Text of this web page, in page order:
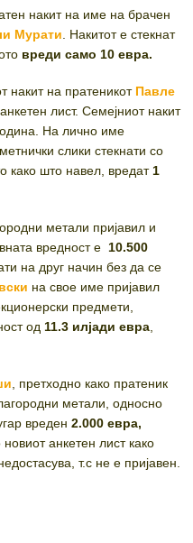
накит на име на брачен
Мурати . Накитот е стекнат
вреди само 10 евра.
накит на пратеникот Павле
лист. Семејниот накит
На лично име
слики стекнати со
како што навел, вредат 1
метали пријавил и
вредност е 10.500
на друг начин без да се
на свое име пријавил
предмети,
од 11.3 илјади евра
, претходно како пратеник
метали, односно
вреден 2.000 евра,
анкетен лист како
т.с не е пријавен.